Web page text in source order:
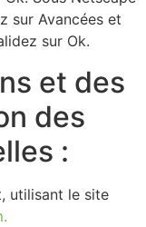
sur Avancées et
sur Ok.
et des
des
:
utilisant le site